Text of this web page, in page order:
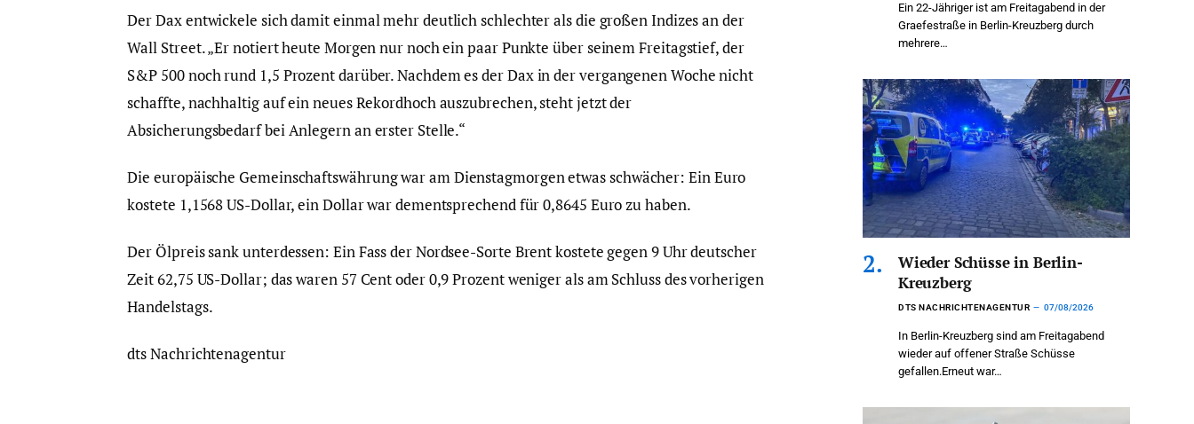
Der Dax entwickele sich damit einmal mehr deutlich schlechter als die großen Indizes an der
Wall Street. „Er notiert heute Morgen nur noch ein paar Punkte über seinem Freitagstief, der
S&P 500 noch rund 1,5 Prozent darüber. Nachdem es der Dax in der vergangenen Woche nicht
schaffte, nachhaltig auf ein neues Rekordhoch auszubrechen, steht jetzt der
Absicherungsbedarf bei Anlegern an erster Stelle.“
Die europäische Gemeinschaftswährung war am Dienstagmorgen etwas schwächer: Ein Euro
kostete 1,1568 US-Dollar, ein Dollar war dementsprechend für 0,8645 Euro zu haben.
Der Ölpreis sank unterdessen: Ein Fass der Nordsee-Sorte Brent kostete gegen 9 Uhr deutscher
Zeit 62,75 US-Dollar; das waren 57 Cent oder 0,9 Prozent weniger als am Schluss des vorherigen
Handelstags.
dts Nachrichtenagentur
Ein 22-Jähriger ist am Freitagabend in der
Graefestraße in Berlin-Kreuzberg durch
mehrere…
Wieder Schüsse in Berlin-
Kreuzberg
DTS NACHRICHTENAGENTUR 07/08/2026
In Berlin-Kreuzberg sind am Freitagabend
wieder auf offener Straße Schüsse
gefallen.Erneut war…